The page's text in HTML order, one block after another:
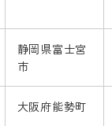
静岡県富士宮
市
大阪府能勢町